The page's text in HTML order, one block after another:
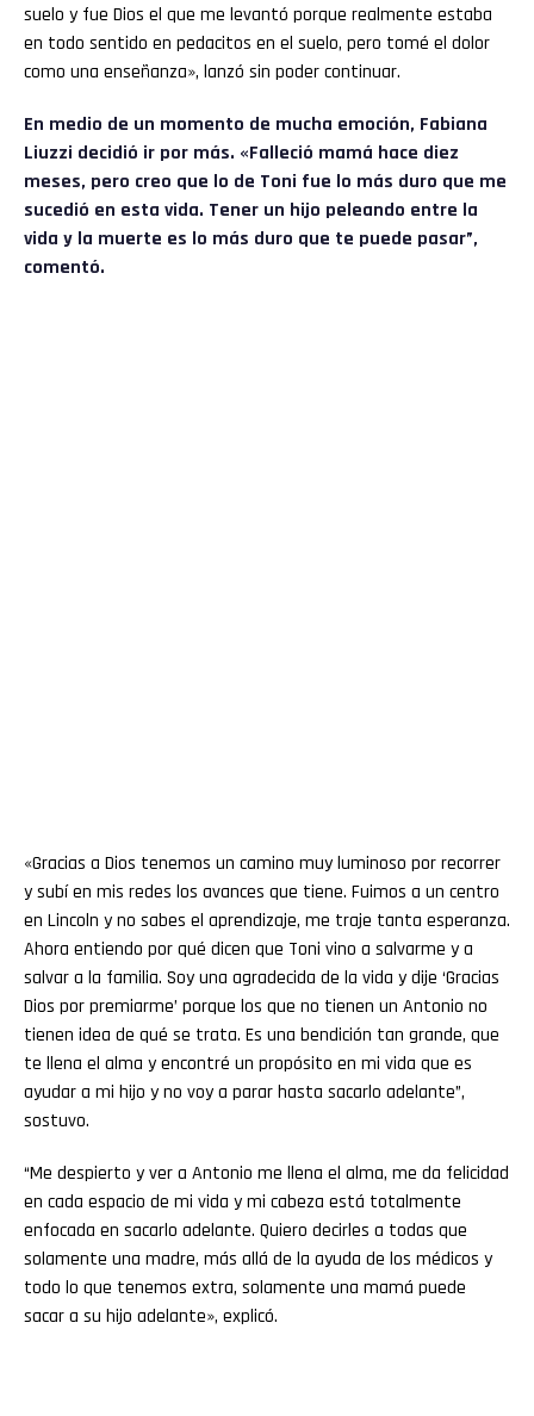
suelo y fue Dios el que me levantó porque realmente estaba
en todo sentido en pedacitos en el suelo, pero tomé el dolor
como una enseñanza», lanzó sin poder continuar.
En medio de un momento de mucha emoción, Fabiana
Liuzzi decidió ir por más. «Falleció mamá hace diez
meses, pero creo que lo de Toni fue lo más duro que me
sucedió en esta vida. Tener un hijo peleando entre la
vida y la muerte es lo más duro que te puede pasar”,
comentó.
«Gracias a Dios tenemos un camino muy luminoso por recorrer
y subí en mis redes los avances que tiene. Fuimos a un centro
en Lincoln y no sabes el aprendizaje, me traje tanta esperanza.
Ahora entiendo por qué dicen que Toni vino a salvarme y a
salvar a la familia. Soy una agradecida de la vida y dije ‘Gracias
Dios por premiarme’ porque los que no tienen un Antonio no
tienen idea de qué se trata. Es una bendición tan grande, que
te llena el alma y encontré un propósito en mi vida que es
ayudar a mi hijo y no voy a parar hasta sacarlo adelante”,
sostuvo.
“Me despierto y ver a Antonio me llena el alma, me da felicidad
en cada espacio de mi vida y mi cabeza está totalmente
enfocada en sacarlo adelante. Quiero decirles a todas que
solamente una madre, más allá de la ayuda de los médicos y
todo lo que tenemos extra, solamente una mamá puede
sacar a su hijo adelante», explicó.